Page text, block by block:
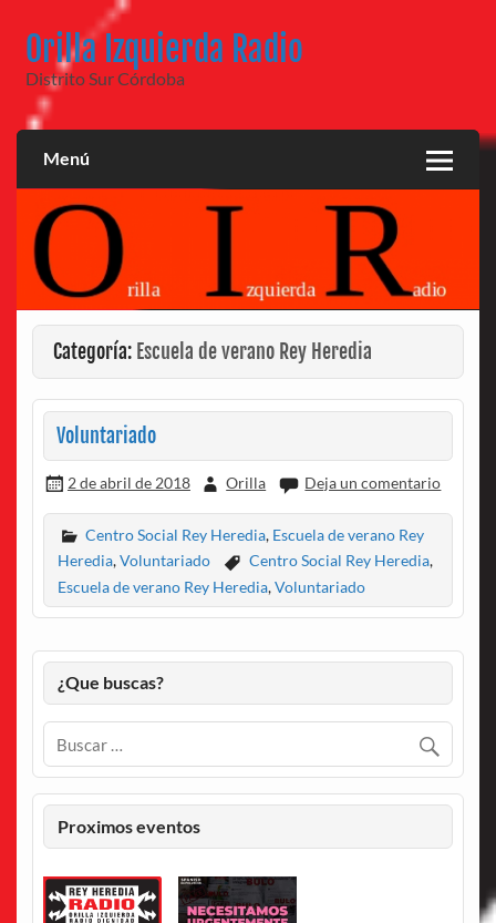
contenido
Orilla Izquierda Radio
Distrito Sur Córdoba
Menú
Categoría: Escuela de verano Rey Heredia
Voluntariado
2 de abril de 2018 Orilla Deja un comentario
Centro Social Rey Heredia, Escuela de verano Rey
Heredia,Voluntariado Centro Social Rey Heredia,
Escuela de verano Rey Heredia, Voluntariado
¿Que buscas?
Proximos eventos